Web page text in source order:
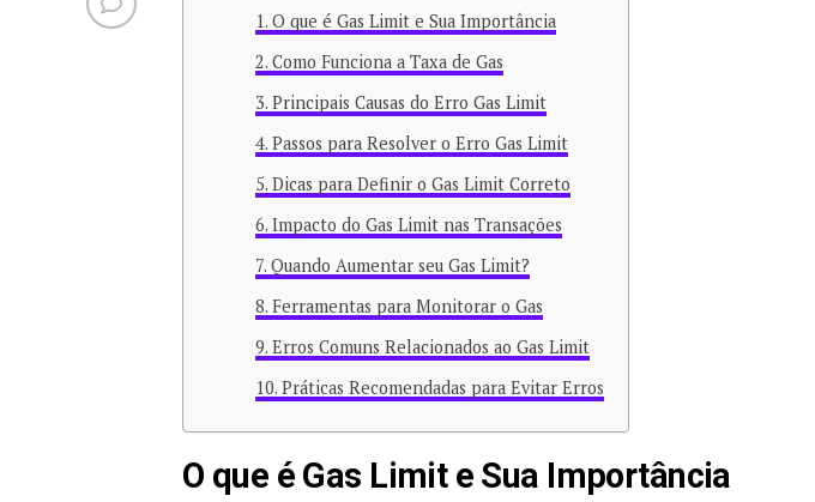
O que é Gas Limit e Sua Importância
Como Funciona a Taxa de Gas
Principais Causas do Erro Gas Limit
Passos para Resolver o Erro Gas Limit
Dicas para Definir o Gas Limit Correto
Impacto do Gas Limit nas Transações
Quando Aumentar seu Gas Limit?
Ferramentas para Monitorar o Gas
Erros Comuns Relacionados ao Gas Limit
Práticas Recomendadas para Evitar Erros
O que é Gas Limit e Sua Importância